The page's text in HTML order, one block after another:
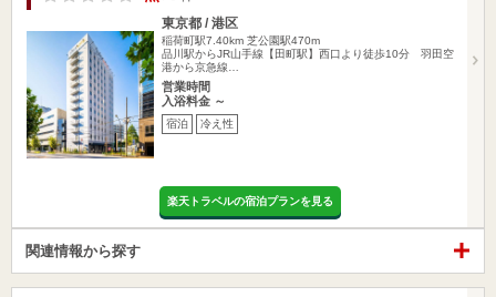
東京都 / 港区
稲荷町駅7.40km 芝公園駅470m
品川駅からJR山手線【田町駅】西口より徒歩10分 羽田空
港から京急線…
営業時間
入浴料金 ～
宿泊 冷え性
楽天トラベルの宿泊プランを見る
関連情報から探す